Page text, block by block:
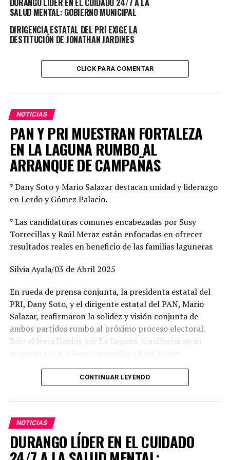
«SE DEBE ESTABLECER NO SER DEUDOR ALIMENTARIO
PARA OCUPAR UN CARGO DEL SERVICIO PÚBLICO»
FGED OBTIENE SENTENCIA PARA RESPONSABLE DE
FEMINICIDIO
DURANGO LÍDER EN EL CUIDADO 24/7 A LA
SALUD MENTAL: GOBIERNO MUNICIPAL
DIRIGENCIA ESTATAL DEL PRI EXIGE LA
DESTITUCIÓN DE JONATHAN JARDINES
CLICK PARA COMENTAR
NOTICIAS
PAN Y PRI MUESTRAN FORTALEZA
EN LA LAGUNA RUMBO AL
ARRANQUE DE CAMPAÑAS
* Dany Soto y Mario Salazar destacan unidad y liderazgo
en Lerdo y Gómez Palacio.
* Las candidaturas comunes encabezadas por Susy
Torrecillas y Raúl Meraz están enfocadas en ofrecer
resultados reales en beneficio de las familias laguneras
Silvia Ayala/03 de Abril 2025
En rueda de prensa conjunta, la presidenta estatal del
PRI, Dany Soto, y el dirigente estatal del PAN, Mario
Salazar, reafirmaron la solidez y visión conjunta de
ambos partidos rumbo al próximo proceso electoral.
Bajo el lema Unidos por La Laguna, manifestaron su
Gómez Palacio, respectivamente, a quienes describieron
arraigo en sus comunidades.
Dany Soto aseguró que la alianza entre PRI y PAN no
responde a cuotas, sino a la búsqueda de los mejores
perfiles para enfrentar el reto electoral. “No hay un solo
CONTINUAR LEYENDO
NOTICIAS
DURANGO LÍDER EN EL CUIDADO